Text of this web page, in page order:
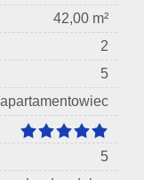
42,00 m²
2
5
apartamentowiec
5